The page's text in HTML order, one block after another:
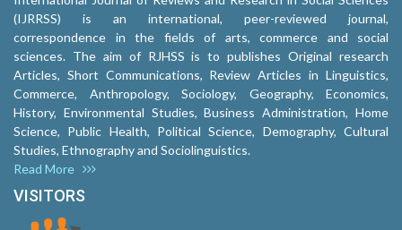
(IJRRSS) is an international, peer-reviewed journal,
correspondence in the fields of arts, commerce and social
sciences. The aim of RJHSS is to publishes Original research
Articles, Short Communications, Review Articles in Linguistics,
Commerce, Anthropology, Sociology, Geography, Economics,
History, Environmental Studies, Business Administration, Home
Science, Public Health, Political Science, Demography, Cultural
Studies, Ethnography and Sociolinguistics.
Read More
VISITORS